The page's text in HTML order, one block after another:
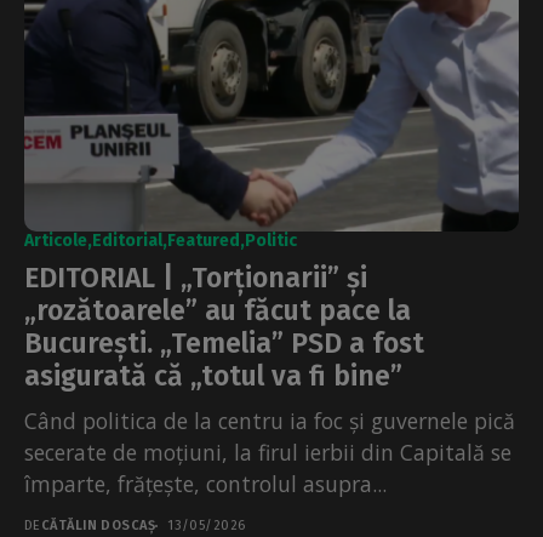
Articole Editorial Featured Politic
EDITORIAL | „Torționarii” și
„rozătoarele” au făcut pace la
București. „Temelia” PSD a fost
asigurată că „totul va fi bine”
Când politica de la centru ia foc și guvernele pică
secerate de moțiuni, la firul ierbii din Capitală se
împarte, frățește, controlul asupra...
DE CĂTĂLIN DOSCAȘ 13/05/2026